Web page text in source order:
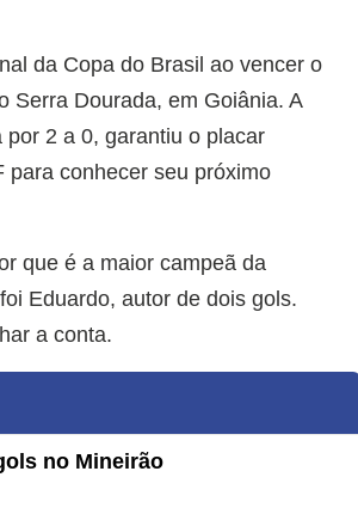
da Copa do Brasil ao vencer o
Serra Dourada, em Goiânia. A
2 a 0, garantiu o placar
para conhecer seu próximo
que é a maior campeã da
Eduardo, autor de dois gols.
a conta.
no Mineirão